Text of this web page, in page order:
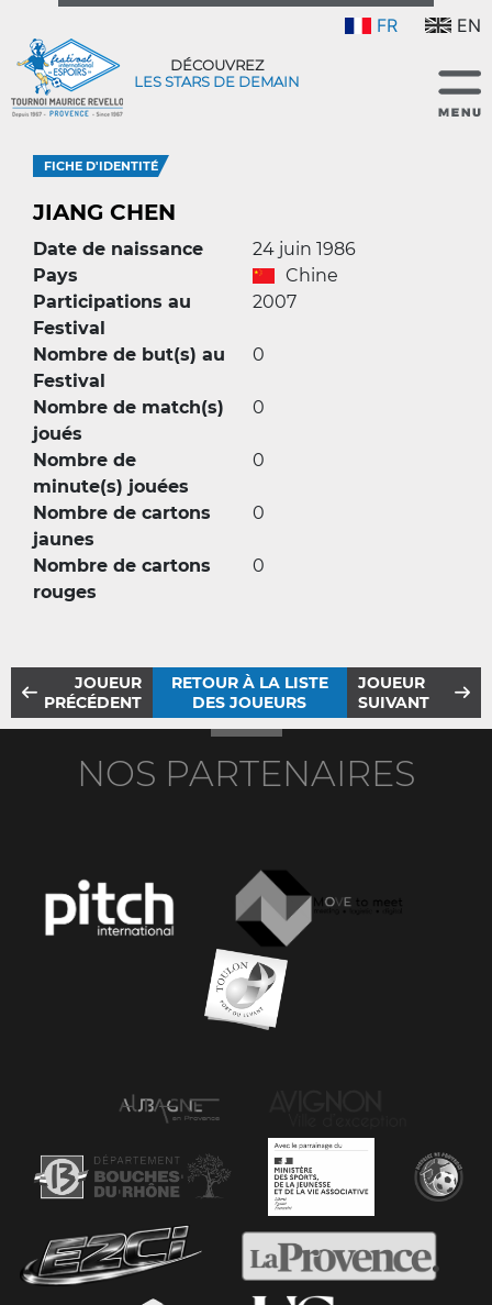
FR EN
DÉCOUVREZ
LES STARS DE DEMAIN
FICHE D'IDENTITÉ
JIANG CHEN
Date de naissance
24 juin 1986
Pays
Chine
Participations au
Festival
2007
Nombre de but(s) au
Festival
0
Nombre de match(s)
joués
0
Nombre de
minute(s) jouées
0
Nombre de cartons
jaunes
0
Nombre de cartons
rouges
0
JOUEUR
PRÉCÉDENT
RETOUR À LA LISTE
DES JOUEURS
JOUEUR
SUIVANT
NOS PARTENAIRES